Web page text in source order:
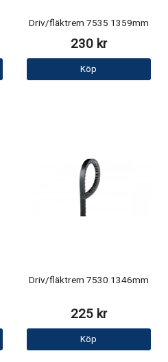
Driv/fläktrem 7535 1359mm
230 kr
Köp
Driv/fläktrem 7530 1346mm
225 kr
Köp